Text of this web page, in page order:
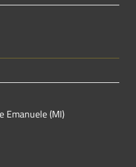
Emanuele (MI)